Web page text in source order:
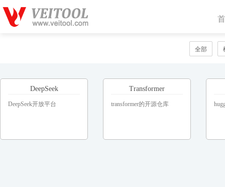
全部
DeepSeek
DeepSeek开放平台
Transformer
transformer的开源仓库